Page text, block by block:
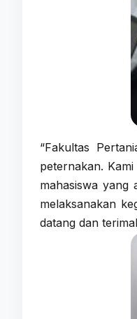
“Fakultas
peternakan.
mahasiswa yang
melaksanakan
datang dan